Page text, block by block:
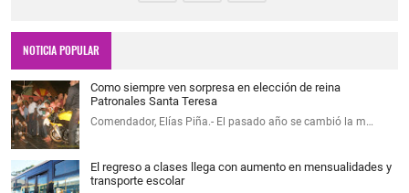
NOTICIA POPULAR
Como siempre ven sorpresa en elección de reina
Patronales Santa Teresa
Comendador, Elías Piña.- El pasado año se cambió la m…
El regreso a clases llega con aumento en mensualidades y
transporte escolar